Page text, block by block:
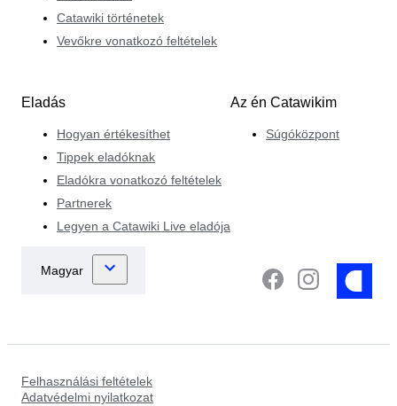
Catawiki történetek
Vevőkre vonatkozó feltételek
Eladás
Hogyan értékesíthet
Tippek eladóknak
Eladókra vonatkozó feltételek
Partnerek
Legyen a Catawiki Live eladója
Az én Catawikim
Súgóközpont
Felhasználási feltételek
Adatvédelmi nyilatkozat